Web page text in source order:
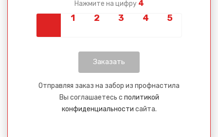
Нажмите на цифру 4
Отправляя заказ на забор из профнастила
Вы соглашаетесь с политикой
конфиденциальности сайта.